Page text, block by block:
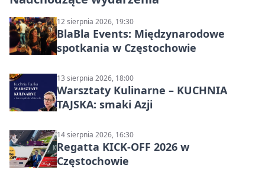
12 sierpnia 2026, 19:30
BlaBla Events: Międzynarodowe
spotkania w Częstochowie
13 sierpnia 2026, 18:00
Warsztaty Kulinarne – KUCHNIA
TAJSKA: smaki Azji
14 sierpnia 2026, 16:30
Regatta KICK-OFF 2026 w
Częstochowie